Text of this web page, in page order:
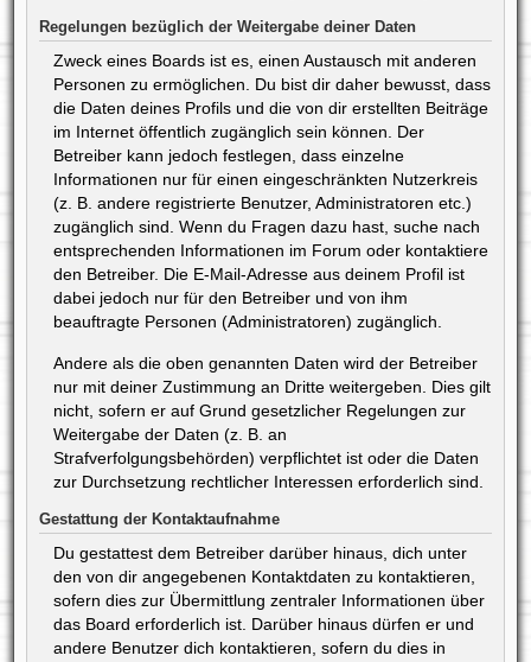
Regelungen bezüglich der Weitergabe deiner Daten
Zweck eines Boards ist es, einen Austausch mit anderen
Personen zu ermöglichen. Du bist dir daher bewusst, dass
die Daten deines Profils und die von dir erstellten Beiträge
im Internet öffentlich zugänglich sein können. Der
Betreiber kann jedoch festlegen, dass einzelne
Informationen nur für einen eingeschränkten Nutzerkreis
(z. B. andere registrierte Benutzer, Administratoren etc.)
zugänglich sind. Wenn du Fragen dazu hast, suche nach
entsprechenden Informationen im Forum oder kontaktiere
den Betreiber. Die E-Mail-Adresse aus deinem Profil ist
dabei jedoch nur für den Betreiber und von ihm
beauftragte Personen (Administratoren) zugänglich.
Andere als die oben genannten Daten wird der Betreiber
nur mit deiner Zustimmung an Dritte weitergeben. Dies gilt
nicht, sofern er auf Grund gesetzlicher Regelungen zur
Weitergabe der Daten (z. B. an
Strafverfolgungsbehörden) verpflichtet ist oder die Daten
zur Durchsetzung rechtlicher Interessen erforderlich sind.
Gestattung der Kontaktaufnahme
Du gestattest dem Betreiber darüber hinaus, dich unter
den von dir angegebenen Kontaktdaten zu kontaktieren,
sofern dies zur Übermittlung zentraler Informationen über
das Board erforderlich ist. Darüber hinaus dürfen er und
andere Benutzer dich kontaktieren, sofern du dies in